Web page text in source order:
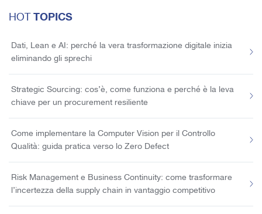
HOTTOPICS
Dati, Lean e AI: perché la vera trasformazione digitale inizia
eliminando gli sprechi
Strategic Sourcing: cos’è, come funziona e perché è la leva
chiave per un procurement resiliente
Come implementare la Computer Vision per il Controllo
Qualità: guida pratica verso lo Zero Defect
Risk Management e Business Continuity: come trasformare
l’incertezza della supply chain in vantaggio competitivo